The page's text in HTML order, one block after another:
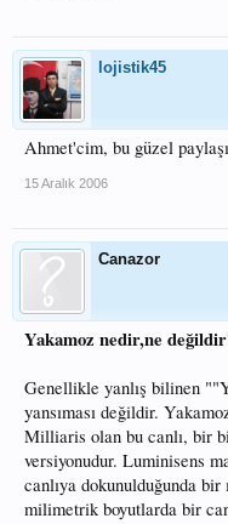
lojistik45
Ahmet'cim, bu güzel
15 Aralık 2006
Canazor
Yakamoz nedir,ne
Genellikle yanlış bilinen
yansıması değildir.
Milliaris olan bu canlı, bir
versiyonudur. Luminisens
canlıya dokunulduğunda
milimetrik boyutlarda bir